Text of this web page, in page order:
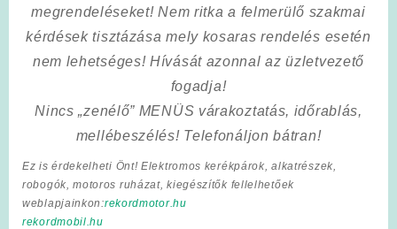
megrendeléseket! Nem ritka a felmerülő szakmai
kérdések tisztázása mely kosaras rendelés esetén
nem lehetséges! Hívását azonnal az üzletvezető
fogadja!
Nincs „zenélő” MENÜS várakoztatás, időrablás,
mellébeszélés! Telefonáljon bátran!
Ez is érdekelheti Önt! Elektromos kerékpárok, alkatrészek,
robogók, motoros ruházat, kiegészítők fellelhetőek
weblapjainkon:rekordmotor.hu
rekordmobil.hu